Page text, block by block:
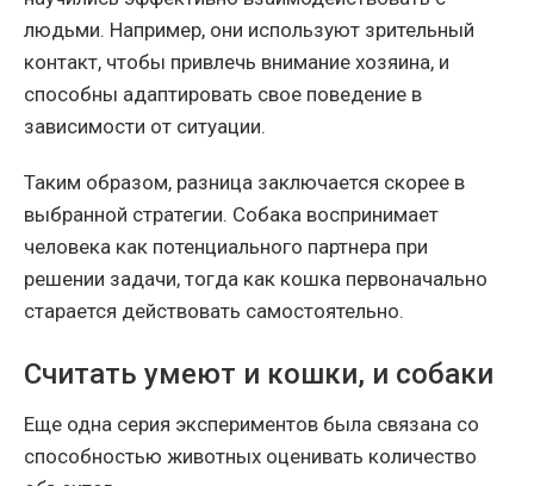
людьми. Например, они используют зрительный
контакт, чтобы привлечь внимание хозяина, и
способны адаптировать свое поведение в
зависимости от ситуации.
Таким образом, разница заключается скорее в
выбранной стратегии. Собака воспринимает
человека как потенциального партнера при
решении задачи, тогда как кошка первоначально
старается действовать самостоятельно.
Считать умеют и кошки, и собаки
Еще одна серия экспериментов была связана со
способностью животных оценивать количество